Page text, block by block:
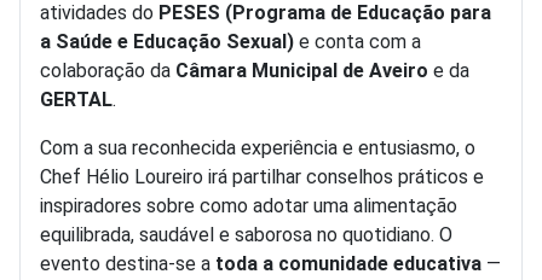
atividades do PESES (Programa de Educação para
a Saúde e Educação Sexual) e conta com a
colaboração da Câmara Municipal de Aveiro e da
GERTAL.
Com a sua reconhecida experiência e entusiasmo, o
Chef Hélio Loureiro irá partilhar conselhos práticos e
inspiradores sobre como adotar uma alimentação
equilibrada, saudável e saborosa no quotidiano. O
evento destina-se a toda a comunidade educativa —